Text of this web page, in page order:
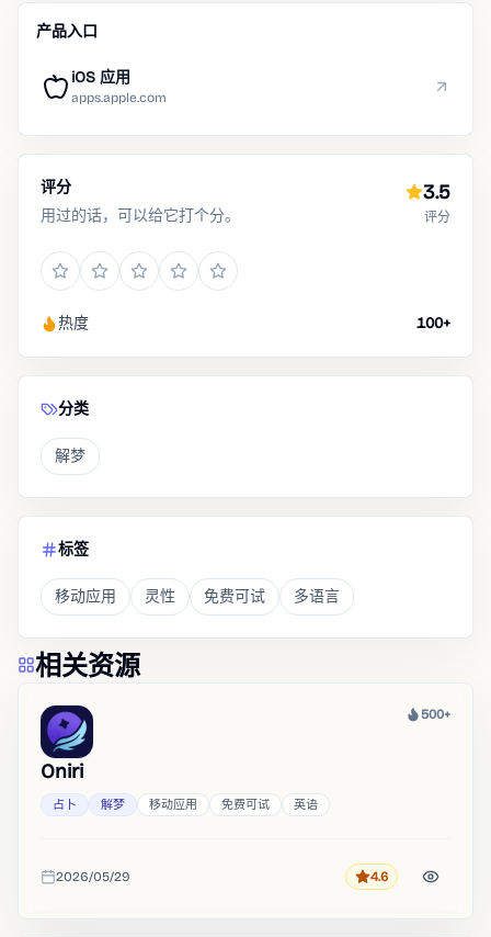
产品入口
iOS 应用
apps.apple.com
评分
用过的话，可以给它打个分。
3.5
评分
热度 100+
分类
解梦
标签
移动应用 灵性 免费可试 多语言
相关资源
热度
500+
Oniri
占卜 解梦 移动应用 免费可试 英语
收录时间
2026/05/29 评分4.6